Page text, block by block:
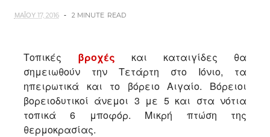
ΜΑΪ́ΟΥ 17, 2016 2 MINUTE READ
Τοπικές βροχές και καταιγίδες θα
σημειωθούν την Τετάρτη στο Ιόνιο, τα
ηπειρωτικά και το βόρειο Αιγαίο. Βόρειοι
βορειοδυτικοί άνεμοι 3 με 5 και στα νότια
τοπικά 6 μποφόρ. Μικρή πτώση της
θερμοκρασίας.